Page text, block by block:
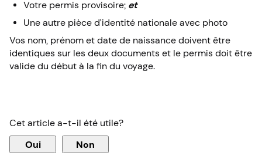
Votre permis provisoire; et
Une autre pièce d’identité nationale avec photo
Vos nom, prénom et date de naissance doivent être
identiques sur les deux documents et le permis doit être
valide du début à la fin du voyage.
Cet article a-t-il été utile?
Oui Non